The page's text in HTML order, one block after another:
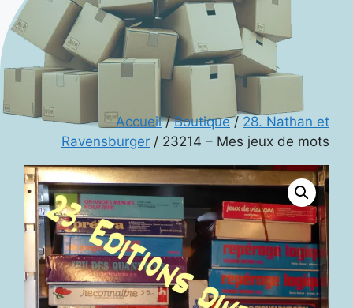
Accueil/Boutique/ 28. Nathan et
Ravensburger / 23214 – Mes jeux de mots